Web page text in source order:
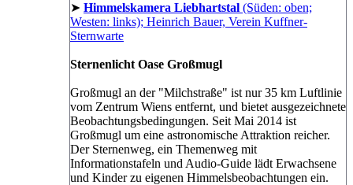
➤ Himmelskamera Liebhartstal (Süden: oben;
Westen: links); Heinrich Bauer, Verein Kuffner-
Sternwarte
Sternenlicht Oase Großmugl
Großmugl an der "Milchstraße" ist nur 35 km Luftlinie
vom Zentrum Wiens entfernt, und bietet ausgezeichnete
Beobachtungsbedingungen. Seit Mai 2014 ist
Großmugl um eine astronomische Attraktion reicher.
Der Sternenweg, ein Themenweg mit
Informationstafeln und Audio-Guide lädt Erwachsene
und Kinder zu eigenen Himmelsbeobachtungen ein.